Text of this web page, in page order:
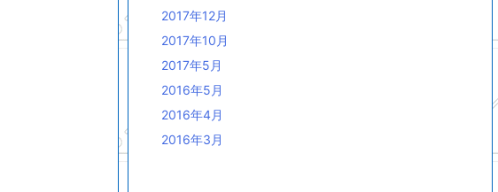
2017年12月
2017年10月
2017年5月
2016年5月
2016年4月
2016年3月